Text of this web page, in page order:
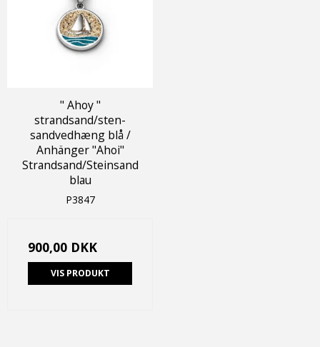
" Ahoy "
strandsand/sten-
sandvedhæng blå /
Anhänger "Ahoi"
Strandsand/Steinsand
blau
P3847
900,00 DKK
VIS PRODUKT